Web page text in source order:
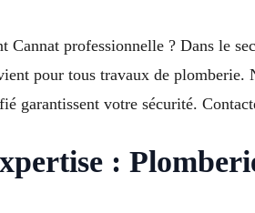
Cannat professionnelle ? Dans le
pour tous travaux de plomberie.
garantissent votre sécurité.
: